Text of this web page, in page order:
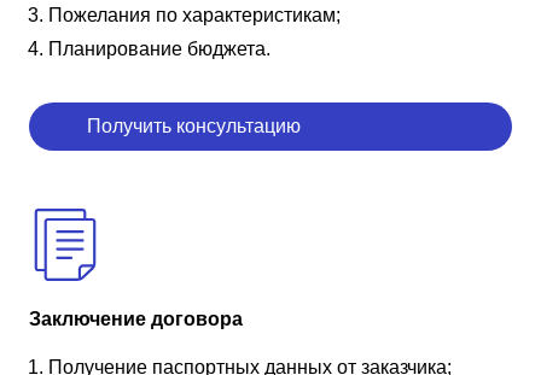
Пожелания по характеристикам;
Планирование бюджета.
Получить консультацию
Заключение договора
Получение паспортных данных от заказчика;